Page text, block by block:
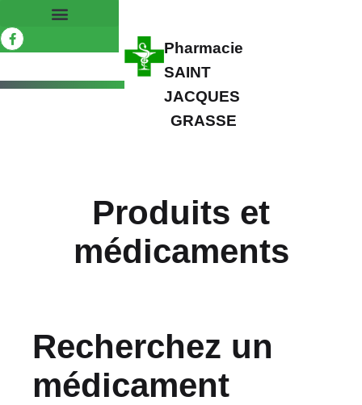
Pharmacie
SAINT
JACQUES
GRASSE
Produits et
médicaments
Recherchez un
médicament